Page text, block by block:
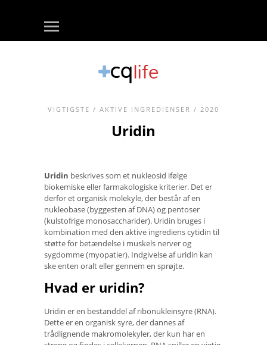
VIGTIGSTE / AKTIVE INGREDIENSER / 2020
Uridin
Uridin beskrives som et nukleosid ifølge
biokemiske eller farmakologiske kriterier. Det er
derfor et organisk molekyle, der består af en
nukleobase (byggesten af ​​DNA) og pentoser
(kulstofrige monosaccharider). Uridin bruges i
kombination med den aktive ingrediens cytidin til
støtte for betændelse i muskels nerver og
sygdomme (myopatier). Indgivelse af uridin kan
ske enten oralt eller gennem en sprøjte.
Hvad er uridin?
Uridin er en bestanddel af ribonukleinsyre (RNA).
Dette er en organisk syre, der dannes af
trådlignende makromolekyler, der kun har en